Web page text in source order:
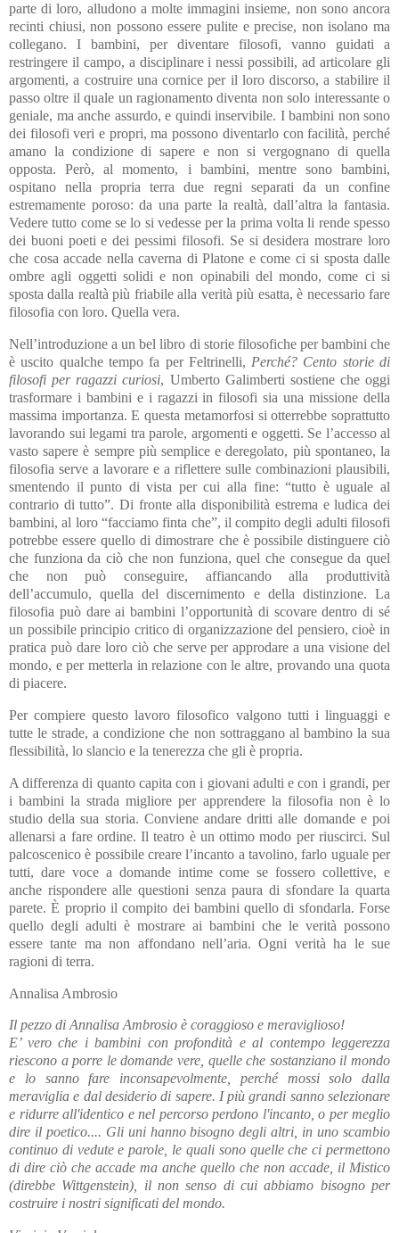
parte di loro, alludono a molte immagini insieme, non sono ancora
recinti chiusi, non possono essere pulite e precise, non isolano ma
collegano. I bambini, per diventare filosofi, vanno guidati a
restringere il campo, a disciplinare i nessi possibili, ad articolare gli
argomenti, a costruire una cornice per il loro discorso, a stabilire il
passo oltre il quale un ragionamento diventa non solo interessante o
geniale, ma anche assurdo, e quindi inservibile. I bambini non sono
dei filosofi veri e propri, ma possono diventarlo con facilità, perché
amano la condizione di sapere e non si vergognano di quella
opposta. Però, al momento, i bambini, mentre sono bambini,
ospitano nella propria terra due regni separati da un confine
estremamente poroso: da una parte la realtà, dall’altra la fantasia.
Vedere tutto come se lo si vedesse per la prima volta li rende spesso
dei buoni poeti e dei pessimi filosofi. Se si desidera mostrare loro
che cosa accade nella caverna di Platone e come ci si sposta dalle
ombre agli oggetti solidi e non opinabili del mondo, come ci si
sposta dalla realtà più friabile alla verità più esatta, è necessario fare
filosofia con loro. Quella vera.
Nell’introduzione a un bel libro di storie filosofiche per bambini che
è uscito qualche tempo fa per Feltrinelli, Perché? Cento storie di
filosofi per ragazzi curiosi, Umberto Galimberti sostiene che oggi
trasformare i bambini e i ragazzi in filosofi sia una missione della
massima importanza. E questa metamorfosi si otterrebbe soprattutto
lavorando sui legami tra parole, argomenti e oggetti. Se l’accesso al
vasto sapere è sempre più semplice e deregolato, più spontaneo, la
filosofia serve a lavorare e a riflettere sulle combinazioni plausibili,
smentendo il punto di vista per cui alla fine: “tutto è uguale al
contrario di tutto”. Di fronte alla disponibilità estrema e ludica dei
bambini, al loro “facciamo finta che”, il compito degli adulti filosofi
potrebbe essere quello di dimostrare che è possibile distinguere ciò
che funziona da ciò che non funziona, quel che consegue da quel
che non può conseguire, affiancando alla produttività
dell’accumulo, quella del discernimento e della distinzione. La
filosofia può dare ai bambini l’opportunità di scovare dentro di sé
un possibile principio critico di organizzazione del pensiero, cioè in
pratica può dare loro ciò che serve per approdare a una visione del
mondo, e per metterla in relazione con le altre, provando una quota
di piacere.
Per compiere questo lavoro filosofico valgono tutti i linguaggi e
tutte le strade, a condizione che non sottraggano al bambino la sua
flessibilità, lo slancio e la tenerezza che gli è propria.
A differenza di quanto capita con i giovani adulti e con i grandi, per
i bambini la strada migliore per apprendere la filosofia non è lo
studio della sua storia. Conviene andare dritti alle domande e poi
allenarsi a fare ordine. Il teatro è un ottimo modo per riuscirci. Sul
palcoscenico è possibile creare l’incanto a tavolino, farlo uguale per
tutti, dare voce a domande intime come se fossero collettive, e
anche rispondere alle questioni senza paura di sfondare la quarta
parete. È proprio il compito dei bambini quello di sfondarla. Forse
quello degli adulti è mostrare ai bambini che le verità possono
essere tante ma non affondano nell’aria. Ogni verità ha le sue
ragioni di terra.
Annalisa Ambrosio
Il pezzo di Annalisa Ambrosio è coraggioso e meraviglioso!
E’ vero che i bambini con profondità e al contempo leggerezza
riescono a porre le domande vere, quelle che sostanziano il mondo
e lo sanno fare inconsapevolmente, perché mossi solo dalla
meraviglia e dal desiderio di sapere. I più grandi sanno selezionare
e ridurre all'identico e nel percorso perdono l'incanto, o per meglio
dire il poetico.... Gli uni hanno bisogno degli altri, in uno scambio
continuo di vedute e parole, le quali sono quelle che ci permettono
di dire ciò che accade ma anche quello che non accade, il Mistico
(direbbe Wittgenstein), il non senso di cui abbiamo bisogno per
costruire i nostri significati del mondo.